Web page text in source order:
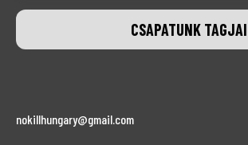
CSAPATUNK TAGJAI
nokillhungary@gmail.com